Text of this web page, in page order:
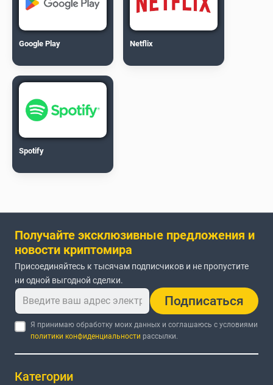
Google Play Netflix
Spotify
Получайте эксклюзивные предложения и
новости криптомира
Присоединяйтесь к тысячам подписчиков и не пропустите
ни одной выгодной сделки.
Подписаться
Я принимаю обработку моих данных и соглашаюсь с условиями
политики конфиденциальности рассылки.
Категории